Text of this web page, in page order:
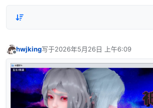
hwjking写于2026年5月26日 上午6:09
最后由 编辑